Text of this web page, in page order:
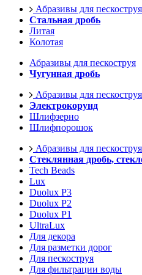
Абразивы для пескоструя
Стальная дробь
Литая
Колотая
Абразивы для пескоструя
Чугунная дробь
Абразивы для пескоструя
Электрокорунд
Шлифзерно
Шлифпорошок
Абразивы для пескоструя
Стеклянная дробь,
Tech Beads
Lux
Duolux P3
Duolux P2
Duolux P1
UltraLux
Для декора
Для разметки дорог
Для пескоструя
Для фильтрации воды